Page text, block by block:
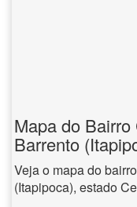
Mapa do
Barrento
Veja o mapa do
(Itapipoca), estado